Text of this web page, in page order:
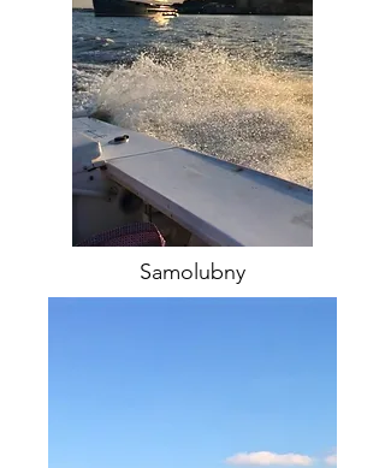
Samolubny